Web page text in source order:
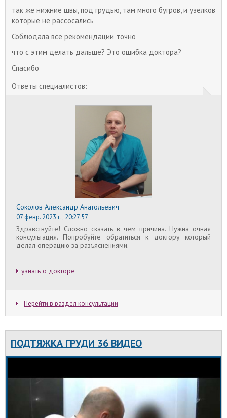
так же нижние швы, под грудью, там много бугров, и узелков
которые не рассосались
Соблюдала все рекомендации точно
что с этим делать дальше? Это ошибка доктора?
Спасибо
Ответы специалистов:
Соколов Александр Анатольевич
07 февр. 2023 г., 20:27:57
Здравствуйте! Сложно сказать в чем причина. Нужна очная
консультация. Попробуйте обратиться к доктору который
делал операцию за разъяснениями.
узнать о докторе
Перейти в раздел консультации
ПОДТЯЖКА ГРУДИ 36 ВИДЕО